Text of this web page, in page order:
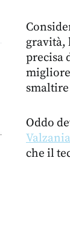
gravità,
precisa
Oddo
Valzania
che il